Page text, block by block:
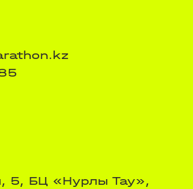
5, БЦ «Нурлы Тау»,